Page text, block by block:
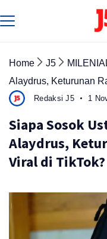
to
Home J5
Alaydrus, Keturunan
Redaksi J5 1
Siapa Sosok
Alaydrus,
Viral di TikTok?